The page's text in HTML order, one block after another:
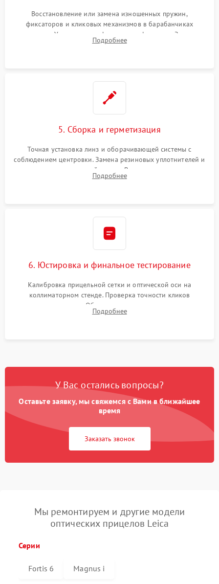
Восстановление или замена изношенных пружин,
фиксаторов и кликовых механизмов в барабанчиках
поправок. Устранение люфтов в трансфокаторе. Замена
поврежденных линз, разбитой сетки или восстановление
Подробнее
5. Сборка и герметизация
Точная установка линз и оборачивающей системы с
соблюдением центровки. Замена резиновых уплотнителей и
нанесение влагозащитной смазки. Вакуумирование корпуса
и заполнение его осушенным азотом или аргоном для
Подробнее
6. Юстировка и финальное тестирование
Калибровка прицельной сетки и оптической оси на
коллиматорном стенде. Проверка точности кликов
механизма поправок. Обязательное испытание прицела на
ударном стенде для проверки устойчивости к отдаче и
Подробнее
У Вас остались вопросы?
Оставьте заявку, мы свяжемся с Вами в ближайшее
время
Заказать звонок
Мы ремонтируем и другие модели
оптических прицелов Leica
Серии
Fortis 6 Magnus i